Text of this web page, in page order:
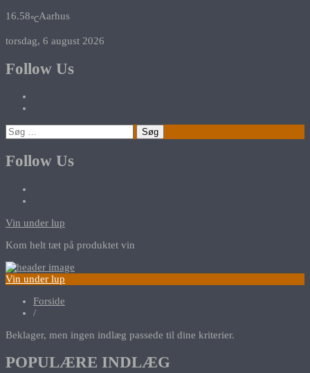
16.58℃Aarhus
torsdag, 6 august 2026
Follow Us
Søg
efter:
Follow Us
Vin under lup
Kom helt tæt på produktet vin
Vin under lup
Forside
/
Beklager, men ingen indlæg passede til dine kriterier.
POPULÆRE INDLÆG